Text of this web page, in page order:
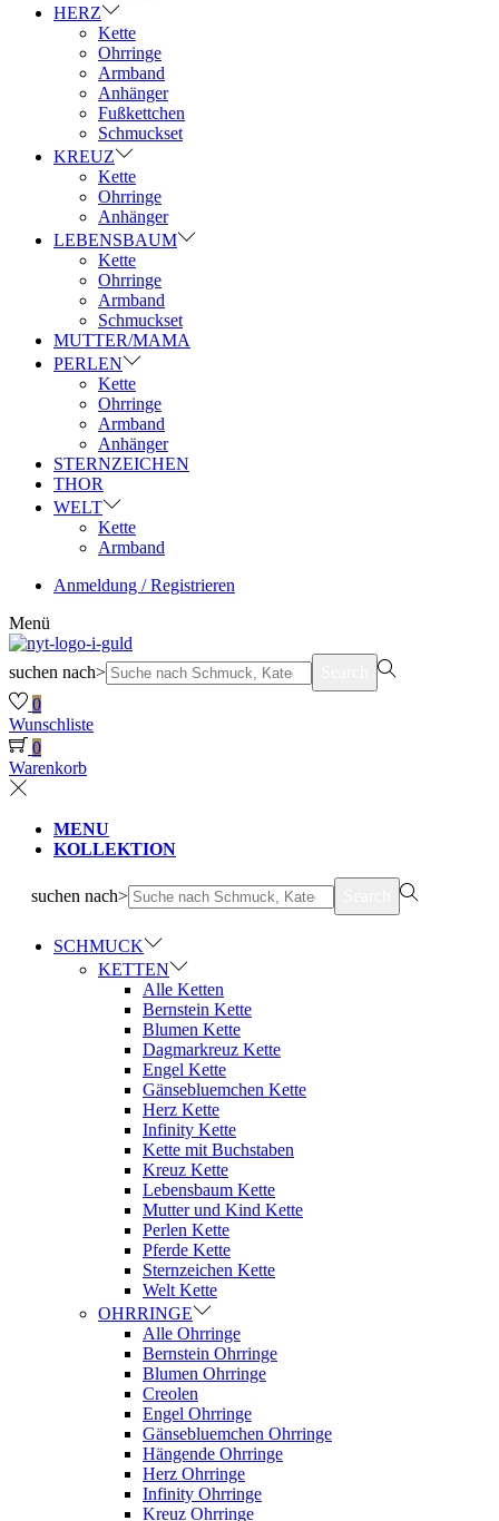
HERZ
Kette
Ohrringe
Armband
Anhänger
Fußkettchen
Schmuckset
KREUZ
Kette
Ohrringe
Anhänger
LEBENSBAUM
Kette
Ohrringe
Armband
Schmuckset
MUTTER/MAMA
PERLEN
Kette
Ohrringe
Armband
Anhänger
STERNZEICHEN
THOR
WELT
Kette
Armband
Anmeldung / Registrieren
Menü
suchen nach>
0
Wunschliste
0
Warenkorb
MENU
KOLLEKTION
suchen nach>
SCHMUCK
KETTEN
Alle Ketten
Bernstein Kette
Blumen Kette
Dagmarkreuz Kette
Engel Kette
Gänsebluemchen Kette
Herz Kette
Infinity Kette
Kette mit Buchstaben
Kreuz Kette
Lebensbaum Kette
Mutter und Kind Kette
Perlen Kette
Pferde Kette
Sternzeichen Kette
Welt Kette
OHRRINGE
Alle Ohrringe
Bernstein Ohrringe
Blumen Ohrringe
Creolen
Engel Ohrringe
Gänsebluemchen Ohrringe
Hängende Ohrringe
Herz Ohrringe
Infinity Ohrringe
Kreuz Ohrringe